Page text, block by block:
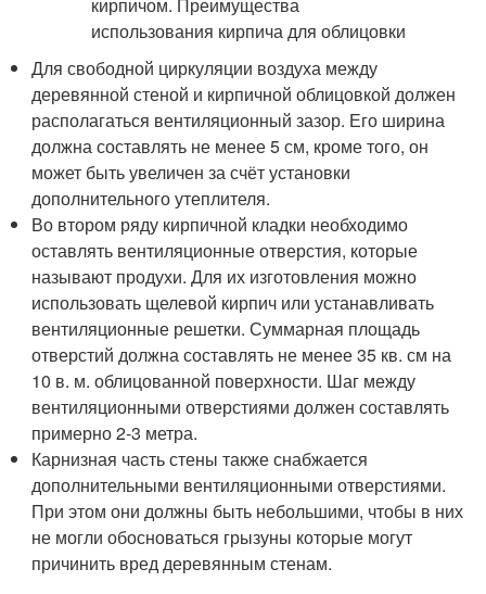
Для свободной циркуляции воздуха между
деревянной стеной и кирпичной облицовкой должен
располагаться вентиляционный зазор. Его ширина
должна составлять не менее 5 см, кроме того, он
может быть увеличен за счёт установки
дополнительного утеплителя.
Во втором ряду кирпичной кладки необходимо
оставлять вентиляционные отверстия, которые
называют продухи. Для их изготовления можно
использовать щелевой кирпич или устанавливать
вентиляционные решетки. Суммарная площадь
отверстий должна составлять не менее 35 кв. см на
10 в. м. облицованной поверхности. Шаг между
вентиляционными отверстиями должен составлять
примерно 2-3 метра.
Карнизная часть стены также снабжается
дополнительными вентиляционными отверстиями.
При этом они должны быть небольшими, чтобы в них
не могли обосноваться грызуны которые могут
причинить вред деревянным стенам.